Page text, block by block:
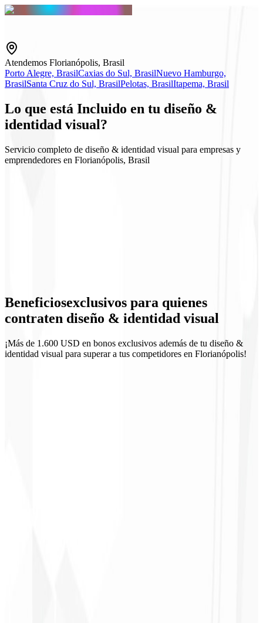
Atendemos Florianópolis, Brasil
Porto Alegre, BrasilCaxias do Sul, BrasilNuevo Hamburgo,
BrasilSanta Cruz do Sul, BrasilPelotas, BrasilItapema, Brasil
Lo que está Incluido en tu diseño &
identidad visual?
Servicio completo de diseño & identidad visual para empresas y
emprendedores en Florianópolis, Brasil
Materiales comerciales
Beneficiosexclusivos para quienes
contraten diseño & identidad visual
¡Más de 1.600 USD en bonos exclusivos además de tu diseño &
identidad visual para superar a tus competidores en Florianópolis!